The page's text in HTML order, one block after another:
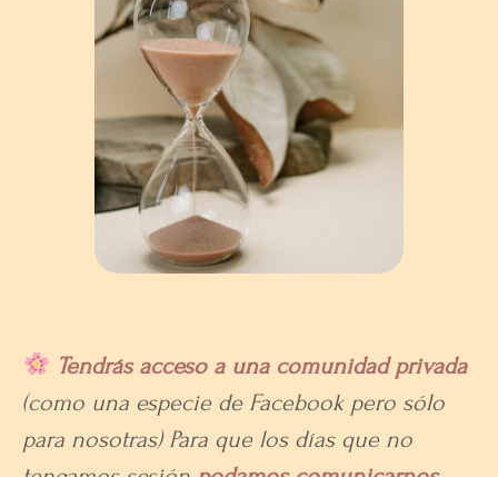
Tendrás acceso a una comunidad privada
(como una especie de Facebook pero sólo
para nosotras) Para que los días que no